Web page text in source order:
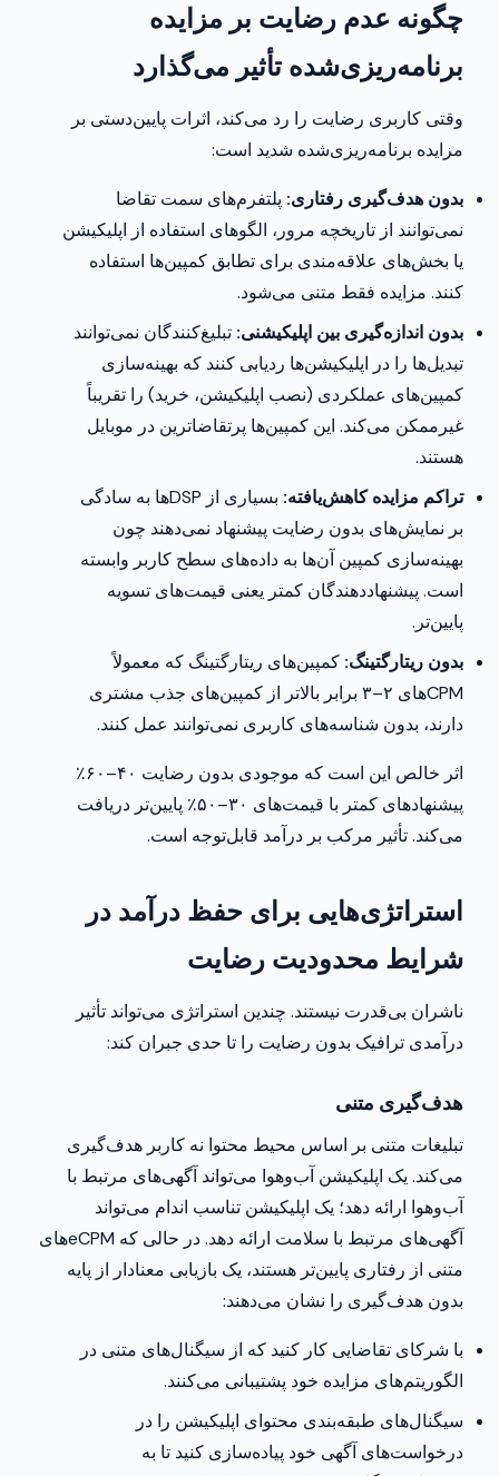
چگونه عدم رضایت بر مزایده
برنامه‌ریزی‌شده تأثیر می‌گذارد
وقتی کاربری رضایت را رد می‌کند، اثرات پایین‌دستی بر
مزایده برنامه‌ریزی‌شده شدید است:
بدون هدف‌گیری رفتاری: پلتفرم‌های سمت تقاضا
نمی‌توانند از تاریخچه مرور، الگوهای استفاده از اپلیکیشن
یا بخش‌های علاقه‌مندی برای تطابق کمپین‌ها استفاده
کنند. مزایده فقط متنی می‌شود.
بدون اندازه‌گیری بین اپلیکیشنی: تبلیغ‌کنندگان نمی‌توانند
تبدیل‌ها را در اپلیکیشن‌ها ردیابی کنند که بهینه‌سازی
کمپین‌های عملکردی (نصب اپلیکیشن، خرید) را تقریباً
غیرممکن می‌کند. این کمپین‌ها پرتقاضاترین در موبایل
هستند.
تراکم مزایده کاهش‌یافته:
بسیاری از DSP‌ها به سادگی
بر نمایش‌های بدون رضایت پیشنهاد نمی‌دهند چون
بهینه‌سازی کمپین آن‌ها به داده‌های سطح کاربر وابسته
است. پیشنهاددهندگان کمتر یعنی قیمت‌های تسویه
پایین‌تر.
بدون ریتارگتینگ: کمپین‌های ریتارگتینگ که معمولاً
CPM‌های ۲–۳ برابر بالاتر از کمپین‌های جذب مشتری
دارند، بدون شناسه‌های کاربری نمی‌توانند عمل کنند.
اثر خالص این است که موجودی بدون رضایت ۴۰–۶۰٪
پیشنهادهای کمتر با قیمت‌های ۳۰–۵۰٪ پایین‌تر دریافت
می‌کند. تأثیر مرکب بر درآمد قابل‌توجه است.
استراتژی‌هایی برای حفظ درآمد در
شرایط محدودیت رضایت
ناشران بی‌قدرت نیستند. چندین استراتژی می‌تواند تأثیر
درآمدی ترافیک بدون رضایت را تا حدی جبران کند:
هدف‌گیری متنی
تبلیغات متنی بر اساس محیط محتوا نه کاربر هدف‌گیری
می‌کند. یک اپلیکیشن آب‌وهوا می‌تواند آگهی‌های مرتبط با
آب‌وهوا ارائه دهد؛ یک اپلیکیشن تناسب اندام می‌تواند
آگهی‌های مرتبط با سلامت ارائه دهد. در حالی که eCPM‌های
متنی از رفتاری پایین‌تر هستند، یک بازیابی معنادار از پایه
بدون هدف‌گیری را نشان می‌دهند:
با شرکای تقاضایی کار کنید که از سیگنال‌های متنی در
الگوریتم‌های مزایده خود پشتیبانی می‌کنند.
سیگنال‌های طبقه‌بندی محتوای اپلیکیشن را در
درخواست‌های آگهی خود پیاده‌سازی کنید تا به